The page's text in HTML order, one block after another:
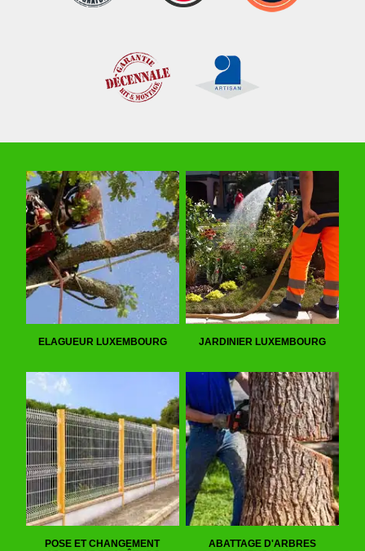
ELAGUEUR LUXEMBOURG JARDINIER LUXEMBOURG
POSE ET CHANGEMENT
ABATTAGE D'ARBRES